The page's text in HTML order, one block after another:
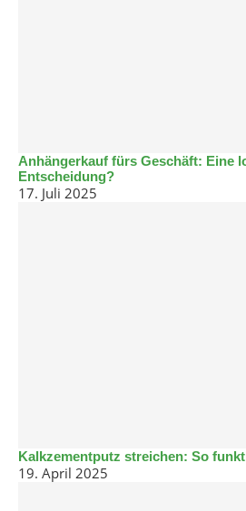
Anhängerkauf fürs Geschäft: Eine
Entscheidung?
17. Juli 2025
Kalkzementputz streichen: So
19. April 2025